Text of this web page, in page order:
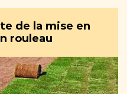
de la mise en
rouleau